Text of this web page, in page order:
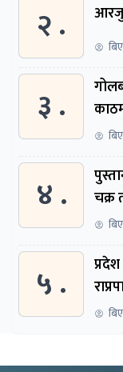
२ .
३ .
४ .
चक्र
५ .